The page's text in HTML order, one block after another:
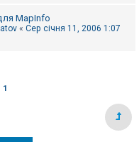
MapInfo
« Сер січня 11, 2006 1:07
1